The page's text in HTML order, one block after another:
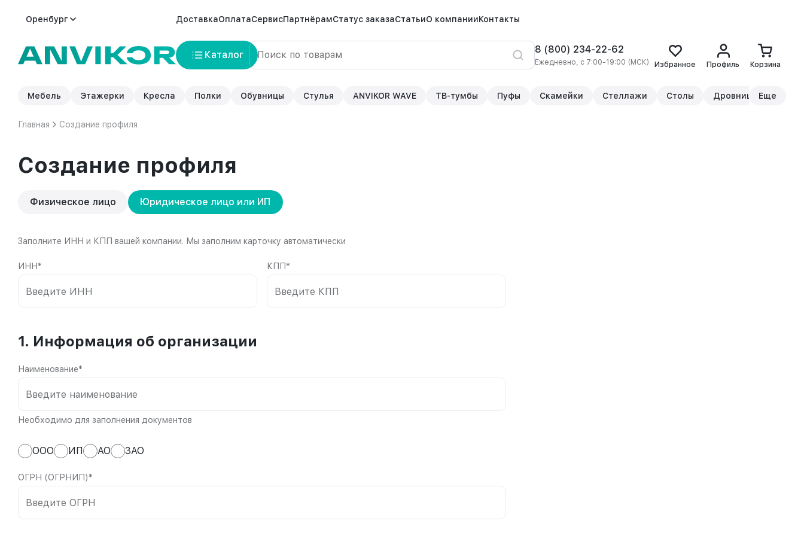
Оренбург ДоставкаОплатаСервисПартнёрамСтатус заказаСтатьиО компанииКонтакты
Каталог 8 (800) 234-22-62
Ежедневно, с 7:00-19:00 (МСК) Избранное Профиль Корзина
Мебель Этажерки Кресла Полки Обувницы Стулья ANVIKOR WAVE ТВ-тумбы Пуфы Скамейки Стеллажи Столы Дровницы Еще
Главная Создание профиля
Создание профиля
Физическое лицо Юридическое лицо или ИП
Заполните ИНН и КПП вашей компании. Мы заполним карточку автоматически
ИНН* КПП*
1. Информация об организации
Наименование*
Необходимо для заполнения документов
ООО ИП АО ЗАО
ОГРН (ОГРНИП)*